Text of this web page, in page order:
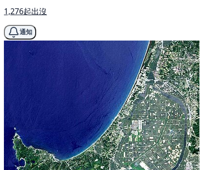
1,276起出沒
通知